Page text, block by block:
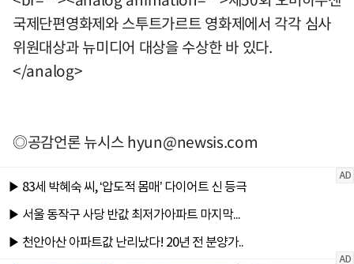
국제단편영화제와 스투트가르트 영화제에서 각각 심사
위원대상과 뉴미디어 대상을 수상한 바 있다.
</analog>
◎공감언론 뉴시스hyun@newsis.com